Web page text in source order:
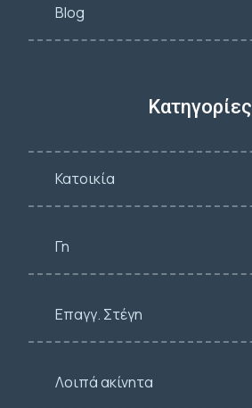
Blog
Κατηγορίες
Κατοικία
Γη
Επαγγ. Στέγη
Λοιπά ακίνητα